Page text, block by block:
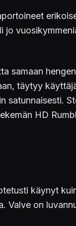
samaan
täytyy
satunnaisesti.
HD
käynyt
Valve on